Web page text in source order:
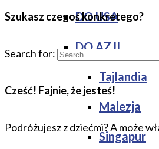
DO USA
DO AZJI
Tajlandia
Malezja
Singapur
Szukasz czegoś konkretego?
Search for:
Cześć! Fajnie, że jesteś!
Podróżujesz z dziećmi? A może